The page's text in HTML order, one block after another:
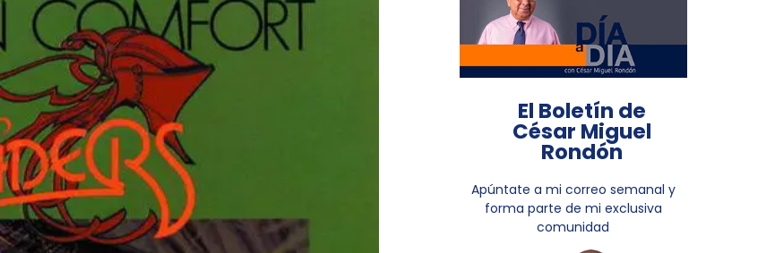
El Boletín de
César Miguel
Rondón
Apúntate a mi correo semanal y
forma parte de mi exclusiva
comunidad